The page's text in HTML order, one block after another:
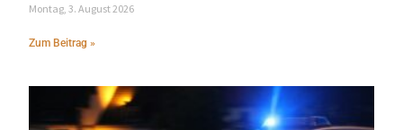
Montag, 3. August 2026
Zum Beitrag »